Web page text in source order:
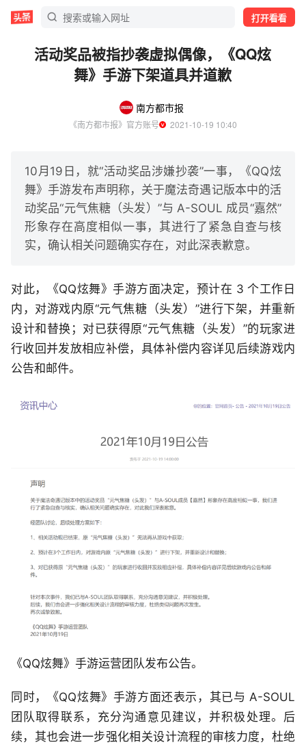
打开看看
活动奖品被指抄袭虚拟偶像，《QQ炫
舞》手游下架道具并道歉
南方都市报
《南方都市报》官方账号
  2021-10-19 10:40
10月19日，就“活动奖品涉嫌抄袭”一事，《QQ炫
舞》手游发布声明称，关于魔法奇遇记版本中的活
动奖品“元气焦糖（头发）”与 A-SOUL 成员“嘉然”
形象存在高度相似一事，其进行了紧急自查与核
实，确认相关问题确实存在，对此深表歉意。
对此，《QQ炫舞》手游方面决定，预计在 3 个工作日
内，对游戏内原“元气焦糖（头发）”进行下架，并重新
设计和替换；对已获得原“元气焦糖（头发）”的玩家进
行收回并发放相应补偿，具体补偿内容详见后续游戏内
公告和邮件。
《QQ炫舞》手游运营团队发布公告。
同时，《QQ炫舞》手游方面还表示，其已与 A-SOUL
团队取得联系，充分沟通意见建议，并积极处理。后
续，其也会进一步强化相关设计流程的审核力度，杜绝